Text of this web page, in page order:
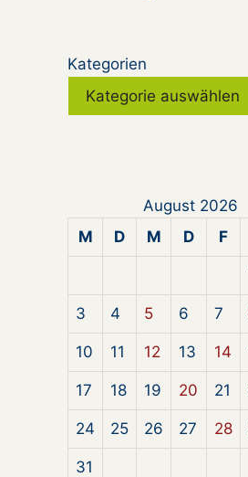
Kategorien
August 2026
M
D M D F
3 4 5 6 7
10 11 12 13 14
17 18 19 20 21
24 25 26 27 28
31